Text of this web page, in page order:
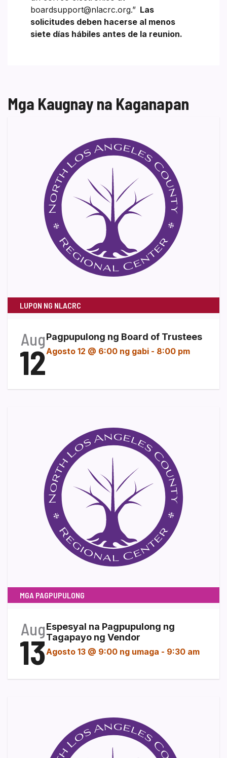
boardsupport@nlacrc.org.” Las
solicitudes deben hacerse al menos
siete días hábiles antes de la reunion.
Mga Kaugnay na Kaganapan
LUPON NG NLACRC
Aug
12
Pagpupulong ng Board of Trustees
Agosto 12 @ 6:00 ng gabi - 8:00 pm
MGA PAGPUPULONG
Aug
13
Espesyal na Pagpupulong ng
Tagapayo ng Vendor
Agosto 13 @ 9:00 ng umaga - 9:30 am